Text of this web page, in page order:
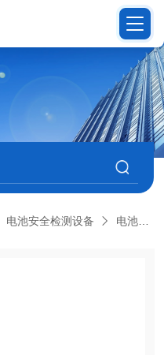
电池安全检测设备 电池恒温测试箱